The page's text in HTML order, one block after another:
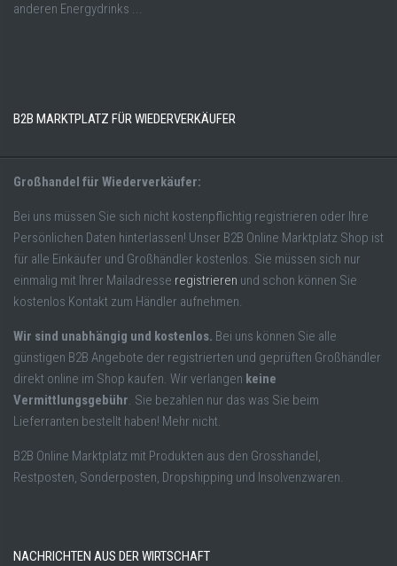
anderen Energydrinks ...
B2B MARKTPLATZ FÜR WIEDERVERKÄUFER
Großhandel für Wiederverkäufer:
Bei uns müssen Sie sich nicht kostenpflichtig registrieren oder Ihre
Persönlichen Daten hinterlassen! Unser B2B Online Marktplatz Shop ist
für alle Einkäufer und Großhändler kostenlos. Sie müssen sich nur
einmalig mit Ihrer Mailadresse registrieren und schon können Sie
kostenlos Kontakt zum Händler aufnehmen.
Wir sind unabhängig und kostenlos. Bei uns können Sie alle
günstigen B2B Angebote der registrierten und geprüften Großhändler
direkt online im Shop kaufen. Wir verlangen keine
Vermittlungsgebühr. Sie bezahlen nur das was Sie beim
Lieferranten bestellt haben! Mehr nicht.
B2B Online Marktplatz mit Produkten aus den Grosshandel,
Restposten, Sonderposten, Dropshipping und Insolvenzwaren.
NACHRICHTEN AUS DER WIRTSCHAFT